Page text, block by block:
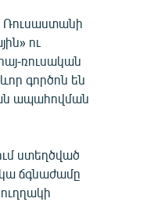
Ռուսաստանի
ու
ռուսական
գործոն են
ապահովման
ստեղծված
ճգնաժամը